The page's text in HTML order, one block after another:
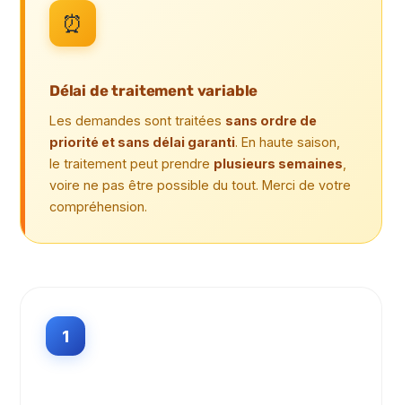
⏰
Délai de traitement variable
Les demandes sont traitées sans ordre de
priorité et sans délai garanti. En haute saison,
le traitement peut prendre plusieurs semaines,
voire ne pas être possible du tout. Merci de votre
compréhension.
1